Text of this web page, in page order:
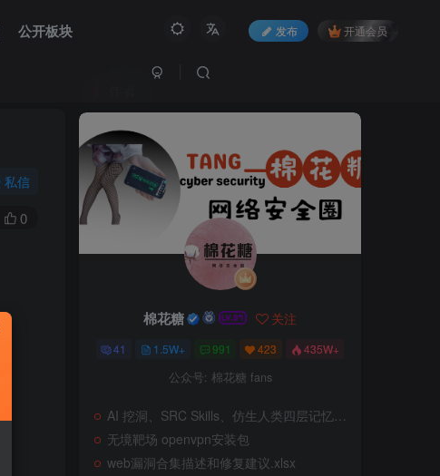
公开板块 发布 开通会员
私信
0
棉花糖 关注
41 1.5W+ 991 423 435W+
公众号: 棉花糖 fans
AI 挖洞、SRC Skills、仿生人类四层记忆系统
无境靶场 openvpn安装包
web漏洞合集描述和修复建议.xlsx